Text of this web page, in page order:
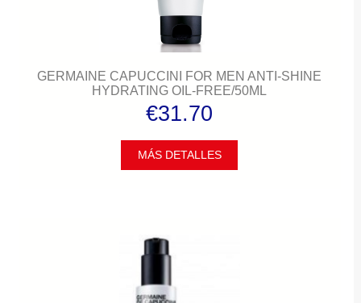
GERMAINE CAPUCCINI FOR MEN ANTI-SHINE
HYDRATING OIL-FREE/50ML
€31.70
MÁS DETALLES